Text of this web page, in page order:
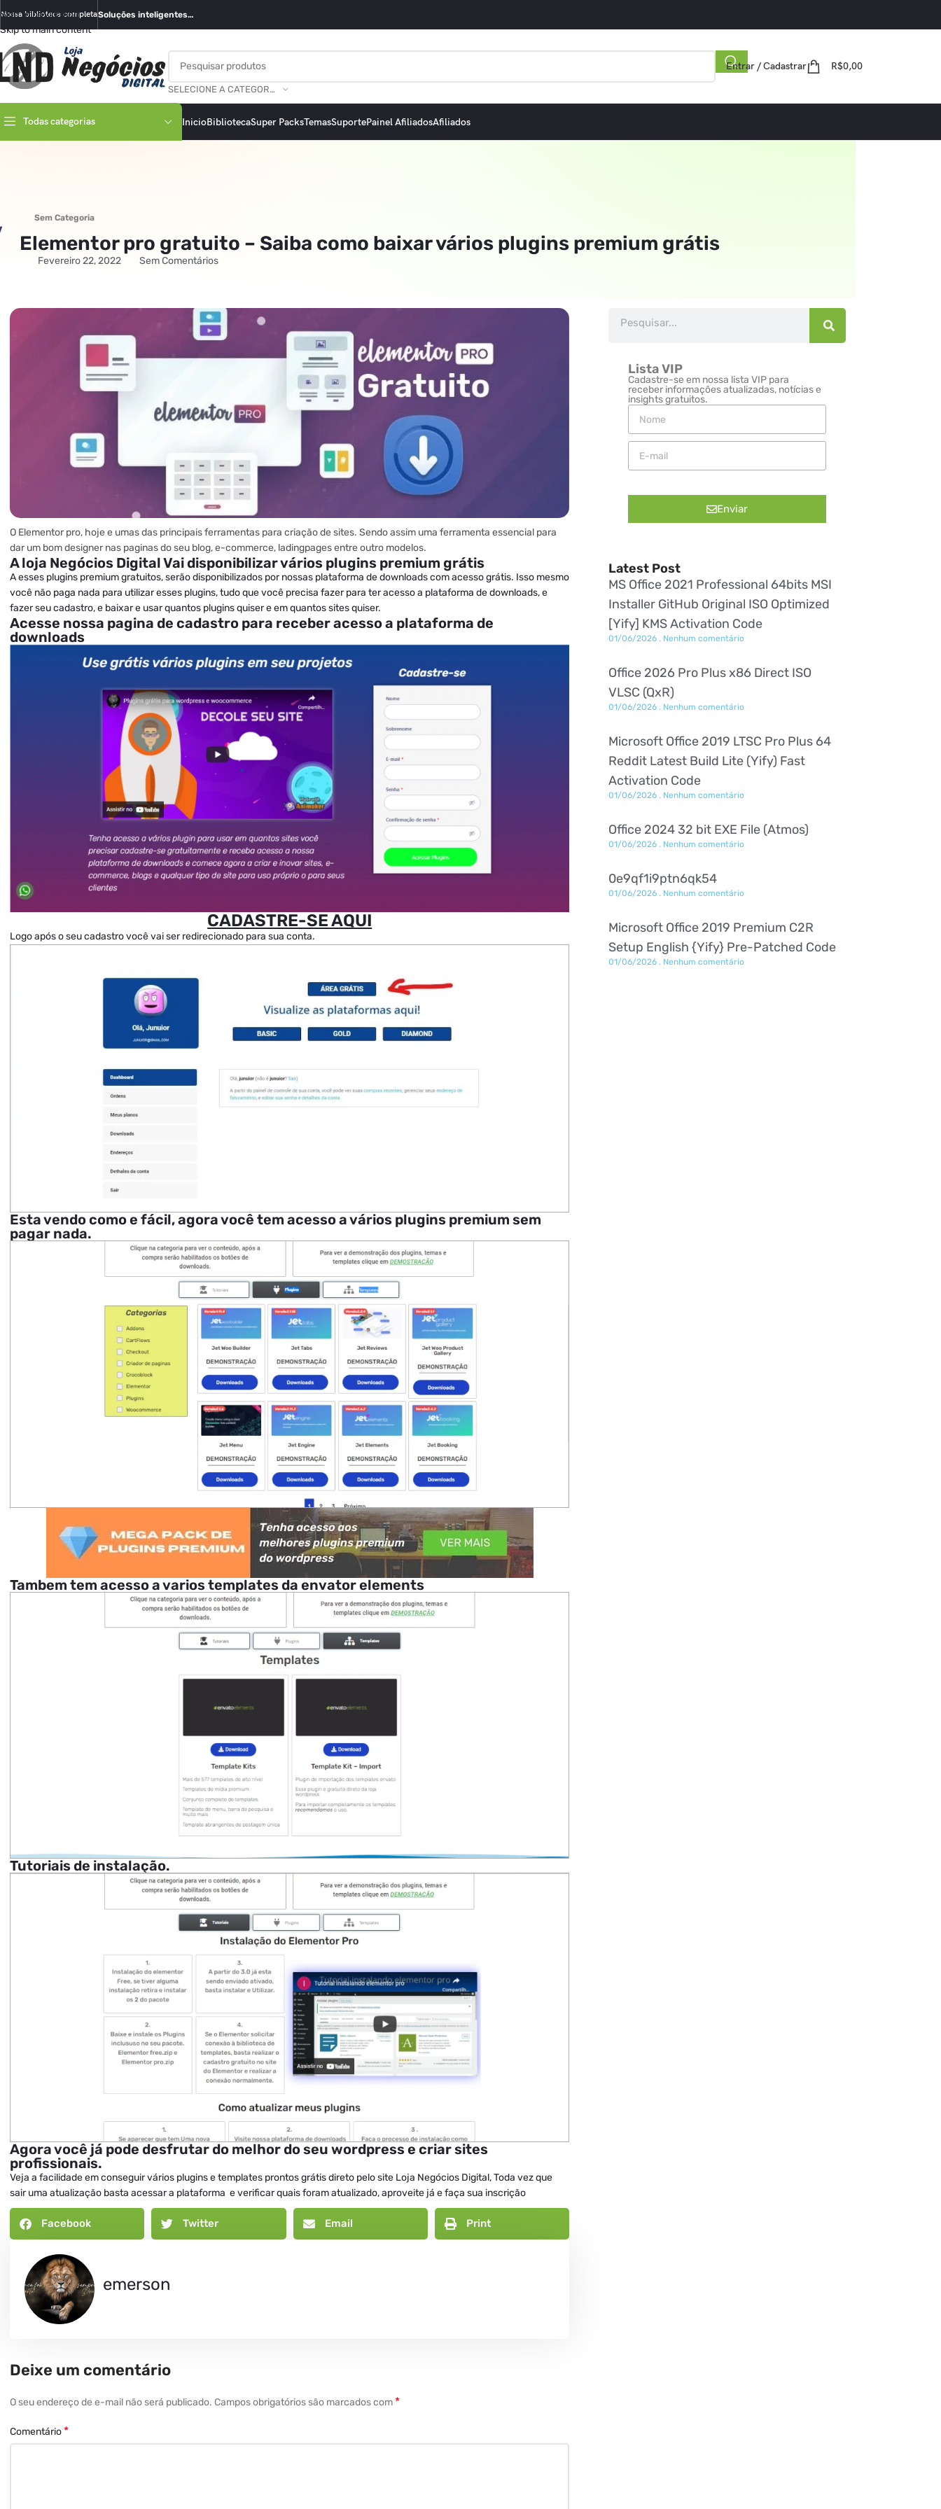
Skip to navigation
Skip to main content
Nossa biblioteca completaSoluções inteligentes…
SELECIONE A CATEGORIA
Entrar / Cadastrar R$0,00
Todas categorias InicioBibliotecaSuper PacksTemasSuportePainel AfiliadosAfiliados
Sem Categoria
Elementor pro gratuito – Saiba como baixar vários plugins premium grátis
Fevereiro 22, 2022 Sem Comentários
O Elementor pro, hoje e umas das principais ferramentas para criação de sites. Sendo assim uma ferramenta essencial para
dar um bom designer nas paginas do seu blog, e-commerce, ladingpages entre outro modelos.
A loja Negócios Digital Vai disponibilizar vários plugins premium grátis
A esses plugins premium gratuitos, serão disponibilizados por nossas plataforma de downloads com acesso grátis. Isso mesmo
você não paga nada para utilizar esses plugins, tudo que você precisa fazer para ter acesso a plataforma de downloads, e
fazer seu cadastro, e baixar e usar quantos plugins quiser e em quantos sites quiser.
Acesse nossa pagina de cadastro para receber acesso a plataforma de
downloads
CADASTRE-SE AQUI
Logo após o seu cadastro você vai ser redirecionado para sua conta.
Esta vendo como e fácil, agora você tem acesso a vários plugins premium sem
pagar nada.
Tambem tem acesso a varios templates da envator elements
Tutoriais de instalação.
Agora você já pode desfrutar do melhor do seu wordpress e criar sites
profissionais.
Veja a facilidade em conseguir vários plugins e templates prontos grátis direto pelo site Loja Negócios Digital, Toda vez que
sair uma atualização basta acessar a plataforma e verificar quais foram atualizado, aproveite já e faça sua inscrição
Facebook Twitter Email Print
emerson
Deixe um comentário
O seu endereço de e-mail não será publicado. Campos obrigatórios são marcados com *
Comentário *
Lista VIP
Cadastre-se em nossa lista VIP para
receber informações atualizadas, notícias e
insights gratuitos.
Enviar
Latest Post
MS Office 2021 Professional 64bits MSI
Installer GitHub Original ISO Optimized
[Yify] KMS Activation Code
01/06/2026 Nenhum comentário
Office 2026 Pro Plus x86 Direct ISO
VLSC (QxR)
01/06/2026 Nenhum comentário
Microsoft Office 2019 LTSC Pro Plus 64
Reddit Latest Build Lite (Yify) Fast
Activation Code
01/06/2026 Nenhum comentário
Office 2024 32 bit EXE File (Atmos)
01/06/2026 Nenhum comentário
0e9qf1i9ptn6qk54
01/06/2026 Nenhum comentário
Microsoft Office 2019 Premium C2R
Setup English {Yify} Pre-Patched Code
01/06/2026 Nenhum comentário